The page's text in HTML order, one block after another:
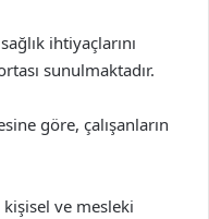
ihtiyaçlarını
sunulmaktadır.
göre, çalışanların
kişisel ve mesleki